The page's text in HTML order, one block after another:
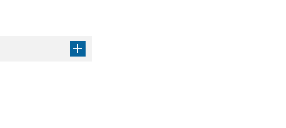
Ottieni capitolo